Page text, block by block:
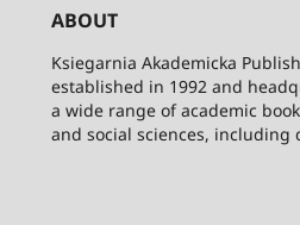
ABOUT
Ksiegarnia Akademicka
established in 1992 and
a wide range of academic
and social sciences,